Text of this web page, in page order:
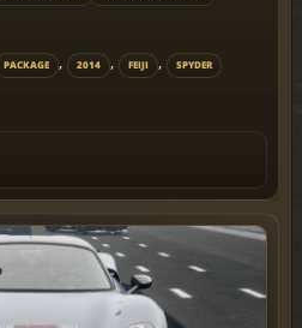
PACKAGE , 2014 , FEIJI , SPYDER